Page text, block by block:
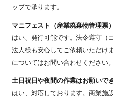
ップで承ります。
マニフェスト（産業廃棄物管理票
はい、発行可能です。法令遵守（
法人様も安心してご依頼いただけ
についてはお問い合わせください。
土日祝日や夜間の作業はお願いで
はい、対応しております。商業施